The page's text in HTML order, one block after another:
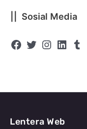
|| Sosial Media
Lentera Web